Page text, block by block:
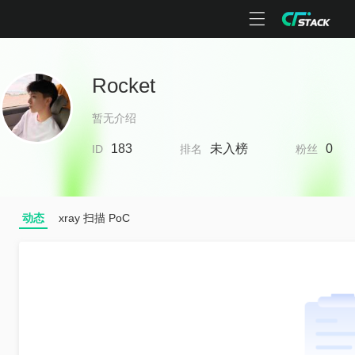
Rocket
暂无介绍
ID 183 排名 未入榜 粉丝 0
动态 xray 扫描 PoC